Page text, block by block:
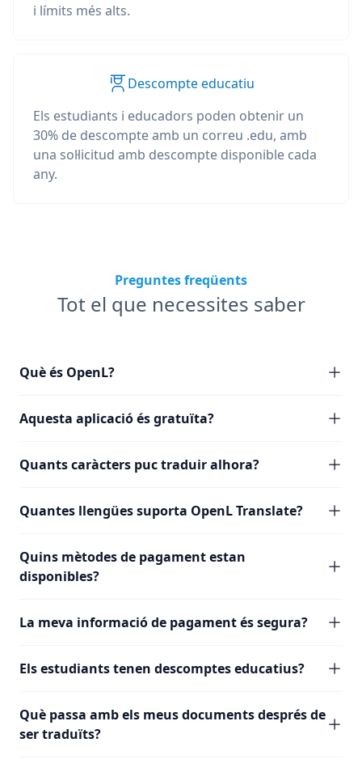
i límits més alts.
Descompte educatiu
Els estudiants i educadors poden obtenir un
30% de descompte amb un correu .edu, amb
una sol·licitud amb descompte disponible cada
any.
Preguntes freqüents
Tot el que necessites saber
Què és OpenL?
Aquesta aplicació és gratuïta?
Quants caràcters puc traduir alhora?
Quantes llengües suporta OpenL Translate?
Quins mètodes de pagament estan
disponibles?
La meva informació de pagament és segura?
Els estudiants tenen descomptes educatius?
Què passa amb els meus documents després de
ser traduïts?